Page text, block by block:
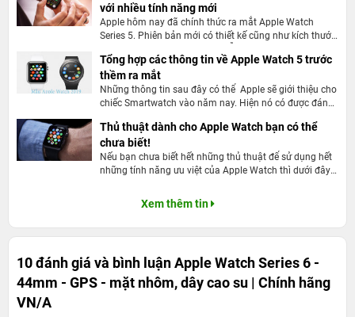
Apple Watch Series 6 GPS 44mm khẳng định
vị thế trong phân khúc sức khoẻ
Trong những năm gần đây, con người ngày càng quan
tâm đến vấn đề sức khoẻ. Vấn đề này càng được quan
tâm hơn khi mà cả thế giới đang phải chiến đấu với đại
dịch. Những vấn đề quan tâm đến sức khoẻ con người
mà Series 6 hướng tới chính là điểm sáng. Chiếc Apple
Watch Sr 6 GPS 44mm mới ra mắt không chỉ theo dõi,
chúng còn nâng cao sức khoẻ tinh thần.
Tiếp tục kế thừa những điểm mạnh của thế hệ trước,
năng nổi bật để đo lường sức khoẻ. Đồng thời ở thế hệ
thứ 6 hãng còn quan tâm hơn về tâm lý và sở thích cá
nhân của người dùng. Điều này được chứng minh ở số
với nhiều tính năng mới
Apple hôm nay đã chính thức ra mắt Apple Watch
Series 5. Phiên bản mới có thiết kế cũng như kích thước
đáng kể về tính năng.
Tổng hợp các thông tin về Apple Watch 5 trước
thềm ra mắt
Những thông tin sau đây có thể Apple sẽ giới thiệu cho
chiếc Smartwatch vào năm nay. Hiện nó có được đáng
Thủ thuật dành cho Apple Watch bạn có thể
chưa biết!
Nếu bạn chưa biết hết những thủ thuật để sử dụng hết
những tính năng ưu việt của Apple Watch thì dưới đây
bạn nhất định đừng bỏ qua.
Xem thêm tin
10 đánh giá và bình luậnApple Watch Series 6 -
44mm - GPS - mặt nhôm, dây cao su | Chính hãng
VN/A